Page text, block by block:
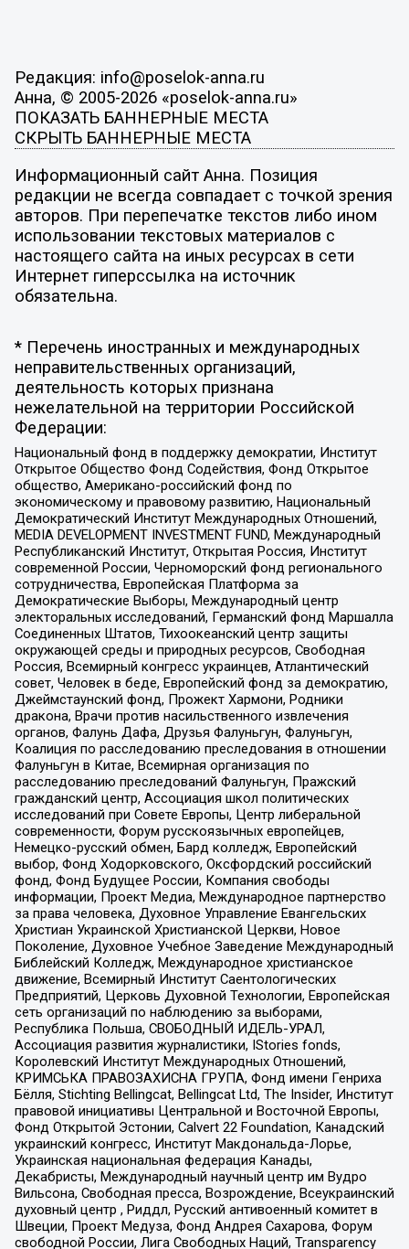
Редакция: info@poselok-anna.ru
Анна, © 2005-2026 «poselok-anna.ru»
ПОКАЗАТЬ БАННЕРНЫЕ МЕСТА
СКРЫТЬ БАННЕРНЫЕ МЕСТА
Информационный сайт Анна. Позиция
редакции не всегда совпадает с точкой зрения
авторов. При перепечатке текстов либо ином
использовании текстовых материалов с
настоящего сайта на иных ресурсах в сети
Интернет гиперссылка на источник
обязательна.
* Перечень иностранных и международных
неправительственных организаций,
деятельность которых признана
нежелательной на территории Российской
Федерации:
Национальный фонд в поддержку демократии, Институт
Открытое Общество Фонд Содействия, Фонд Открытое
общество, Американо-российский фонд по
экономическому и правовому развитию, Национальный
Демократический Институт Международных Отношений,
MEDIA DEVELOPMENT INVESTMENT FUND, Международный
Республиканский Институт, Открытая Россия, Институт
современной России, Черноморский фонд регионального
сотрудничества, Европейская Платформа за
Демократические Выборы, Международный центр
электоральных исследований, Германский фонд Маршалла
Соединенных Штатов, Тихоокеанский центр защиты
окружающей среды и природных ресурсов, Свободная
Россия, Всемирный конгресс украинцев, Атлантический
совет, Человек в беде, Европейский фонд за демократию,
Джеймстаунский фонд, Прожект Хармони, Родники
дракона, Врачи против насильственного извлечения
органов, Фалунь Дафа, Друзья Фалуньгун, Фалуньгун,
Коалиция по расследованию преследования в отношении
Фалуньгун в Китае, Всемирная организация по
расследованию преследований Фалуньгун, Пражский
гражданский центр, Ассоциация школ политических
исследований при Совете Европы, Центр либеральной
современности, Форум русскоязычных европейцев,
Немецко-русский обмен, Бард колледж, Европейский
выбор, Фонд Ходорковского, Оксфордский российский
фонд, Фонд Будущее России, Компания свободы
информации, Проект Медиа, Международное партнерство
за права человека, Духовное Управление Евангельских
Христиан Украинской Христианской Церкви, Новое
Поколение, Духовное Учебное Заведение Международный
Библейский Колледж, Международное христианское
движение, Всемирный Институт Саентологических
Предприятий, Церковь Духовной Технологии, Европейская
сеть организаций по наблюдению за выборами,
Республика Польша, СВОБОДНЫЙ ИДЕЛЬ-УРАЛ,
Ассоциация развития журналистики, IStories fonds,
Королевский Институт Международных Отношений,
КРИМСЬКА ПРАВОЗАХИСНА ГРУПА, Фонд имени Генриха
Бёлля, Stichting Bellingcat, Bellingcat Ltd, The Insider, Институт
правовой инициативы Центральной и Восточной Европы,
Фонд Открытой Эстонии, Calvert 22 Foundation, Канадский
украинский конгресс, Институт Макдональда-Лорье,
Украинская национальная федерация Канады,
Декабристы, Международный научный центр им Вудро
Вильсона, Свободная пресса, Возрождение, Всеукраинский
духовный центр , Риддл, Русский антивоенный комитет в
Швеции, Проект Медуза, Фонд Андрея Сахарова, Форум
свободной России, Лига Свободных Наций, Transparеncy